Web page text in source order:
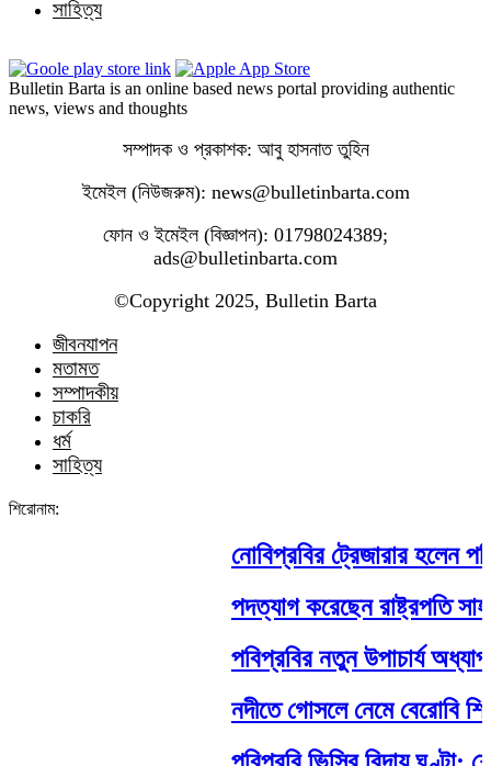
সাহিত্য
Bulletin Barta is an online based news portal providing authentic
news, views and thoughts
সম্পাদক ও প্রকাশক: আবু হাসনাত তুহিন
ইমেইল (নিউজরুম): news@bulletinbarta.com
ফোন ও ইমেইল (বিজ্ঞাপন): 01798024389;
ads@bulletinbarta.com
©️Copyright 2025, Bulletin Barta
জীবনযাপন
মতামত
সম্পাদকীয়
চাকরি
ধর্ম
সাহিত্য
শিরোনাম:
নোবিপ্রবির ট্রেজারার হলেন
পদত্যাগ করেছেন রাষ্ট্রপতি
পবিপ্রবির নতুন উপাচার্য
নদীতে গোসলে নেমে বেরোবি